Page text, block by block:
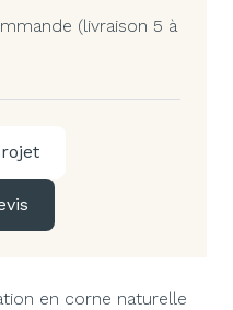
(livraison 5 à
en corne naturelle